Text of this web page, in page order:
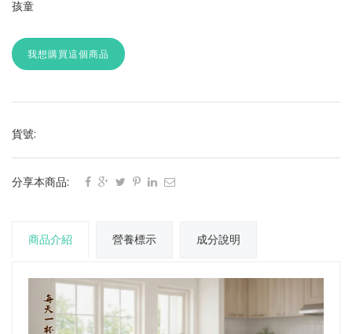
孩童
我想購買這個商品
貨號:
分享本商品:
商品介紹 營養標示 成分說明